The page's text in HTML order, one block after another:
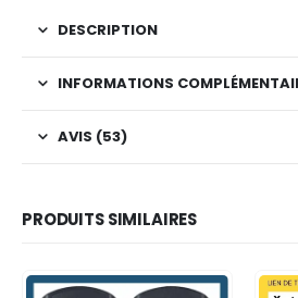
DESCRIPTION
INFORMATIONS
AVIS (53)
PRODUITS SIMILAIRES